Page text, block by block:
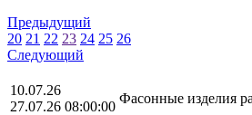
Предыдущий
20 21 22 23 24 25 26
Следующий
10.07.26
27.07.26 08:00:00
Фасонные изделия